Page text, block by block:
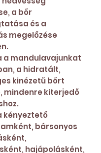
a bőr
és a
megelőzése
a mandulavajunkat
a hidratált,
kinézetű bőrt
mindenre kiterjedő
kényeztető
bársonyos
hajápolásként,